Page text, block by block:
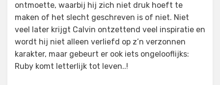
ontmoette, waarbij hij zich niet druk hoeft te
maken of het slecht geschreven is of niet. Niet
veel later krijgt Calvin ontzettend veel inspiratie en
wordt hij niet alleen verliefd op z’n verzonnen
karakter, maar gebeurt er ook iets ongelooflijks:
Ruby komt letterlijk tot leven..!